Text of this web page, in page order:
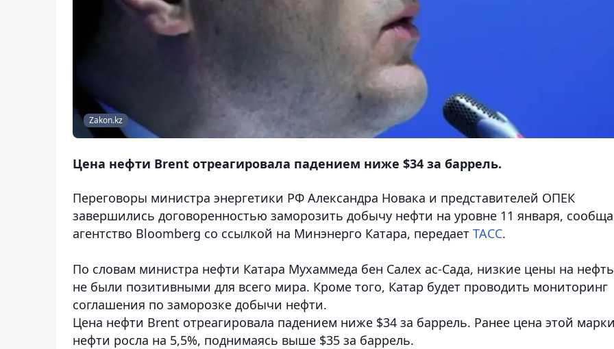
Zakon.kz
Цена нефти Brent отреагировала падением ниже $34 за баррель.
Переговоры министра энергетики РФ Александра Новака и представителей ОПЕК
завершились договоренностью заморозить добычу нефти на уровне 11 января,
агентство Bloomberg со ссылкой на Минэнерго Катара, передает ТАСС.
По словам министра нефти Катара Мухаммеда бен Салех ас-Сада, низкие цены на нефть
не были позитивными для всего мира. Кроме того, Катар будет проводить мониторинг
соглашения по заморозке добычи нефти.
Цена нефти Brent отреагировала падением ниже $34 за баррель. Ранее цена этой
нефти росла на 5,5%, поднимаясь выше $35 за баррель.